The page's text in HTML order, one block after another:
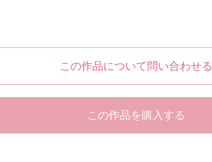
この作品について問い合わせる
この作品を購入する